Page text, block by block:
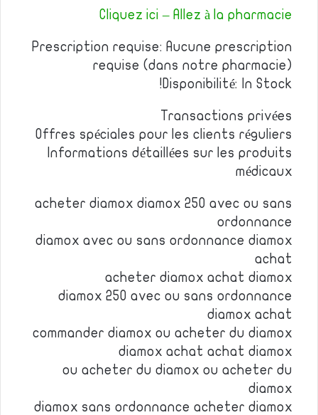
Cliquez ici – Allez à la pharmacie
Prescription requise: Aucune prescription
requise (dans notre pharmacie)
Disponibilité: In Stock!
Transactions privées
Offres spéciales pour les clients réguliers
Informations détaillées sur les produits
médicaux
acheter diamox diamox 250 avec ou sans
ordonnance
diamox avec ou sans ordonnance diamox
achat
acheter diamox achat diamox
diamox 250 avec ou sans ordonnance
diamox achat
commander diamox ou acheter du diamox
diamox achat achat diamox
ou acheter du diamox ou acheter du
diamox
diamox sans ordonnance acheter diamox